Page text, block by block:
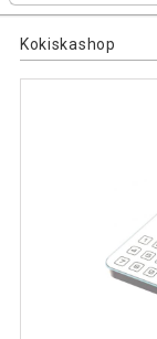
Kokiskashop